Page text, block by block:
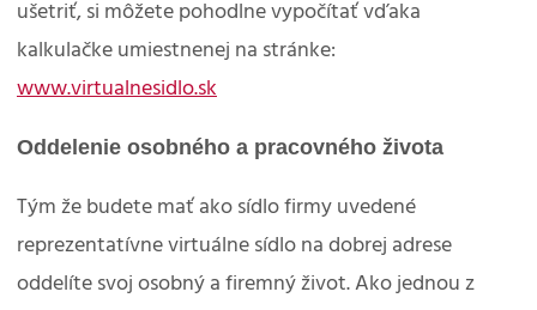
ušetriť, si môžete pohodlne vypočítať vďaka
kalkulačke umiestnenej na stránke:
www.virtualnesidlo.sk
Oddelenie osobného a pracovného života
Tým že budete mať ako sídlo firmy uvedené
reprezentatívne virtuálne sídlo na dobrej adrese
oddelíte svoj osobný a firemný život. Ako jednou z